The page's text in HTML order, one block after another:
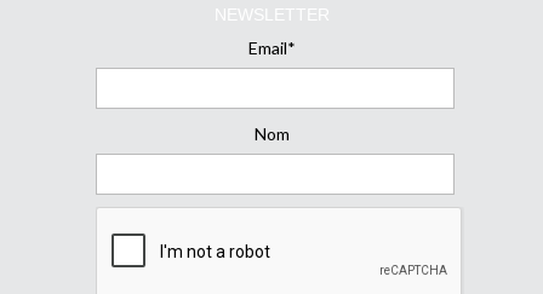
NEWSLETTER
Email*
Nom